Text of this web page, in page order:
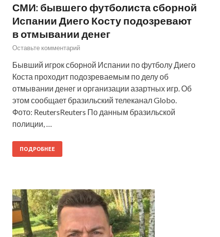
СМИ: бывшего футболиста сборной
Испании Диего Косту подозревают
в отмывании денег
Оставьте комментарий
Бывший игрок сборной Испании по футболу Диего
Коста проходит подозреваемым по делу об
отмывании денег и организации азартных игр. Об
этом сообщает бразильский телеканал Globo.
Фото: ReutersReuters По данным бразильской
полиции, …
ПОДРОБНЕЕ